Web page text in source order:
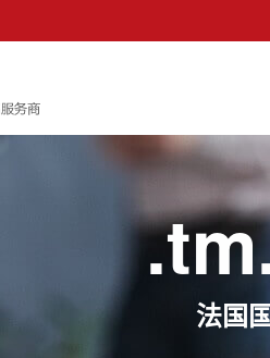
法国